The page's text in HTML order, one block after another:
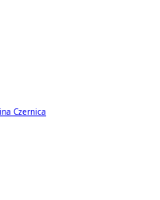
Czernica